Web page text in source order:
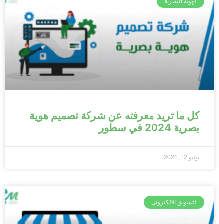
كل ما تريد معرفته عن شركة تصميم هوية
بصرية 2024 في سطور
يونيو 12, 2024
التسويق الالكتروني